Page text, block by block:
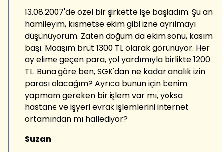
13.08.2007'de özel bir şirkette işe başladım. Şu an
hamileyim, kısmetse ekim gibi izne ayrılmayı
düşünüyorum. Zaten doğum da ekim sonu, kasım
başı. Maaşım brüt 1300 TL olarak görünüyor. Her
ay elime geçen para, yol yardımıyla birlikte 1200
TL. Buna göre ben, SGK'dan ne kadar analık izin
parası alacağım? Ayrıca bunun için benim
yapmam gereken bir işlem var mı, yoksa
hastane ve işyeri evrak işlemlerini internet
ortamından mı hallediyor?
Suzan